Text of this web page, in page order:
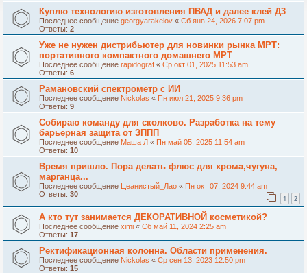
Куплю технологию изготовления ПВАД и далее клей Д3
Последнее сообщение georgyarakelov « Сб янв 24, 2026 7:07 pm
Ответы: 2
Уже не нужен дистрибьютер для новинки рынка МРТ:
портативного компактного домашнего МРТ
Последнее сообщение rapidograf « Ср окт 01, 2025 11:53 am
Ответы: 6
Рамановский спектрометр с ИИ
Последнее сообщение Nickolas « Пн июл 21, 2025 9:36 pm
Ответы: 9
Собираю команду для сколково. Разработка на тему
барьерная защита от ЗППП
Последнее сообщение Маша Л « Пн май 05, 2025 11:54 am
Ответы: 10
Время пришло. Пора делать флюс для хрома,чугуна,
марганца...
Последнее сообщение Цеанистый_Лао « Пн окт 07, 2024 9:44 am
Ответы: 30 1 2
А кто тут занимается ДЕКОРАТИВНОЙ косметикой?
Последнее сообщение ximi « Сб май 11, 2024 2:25 am
Ответы: 17
Ректификационная колонна. Области применения.
Последнее сообщение Nickolas « Ср сен 13, 2023 12:50 pm
Ответы: 15